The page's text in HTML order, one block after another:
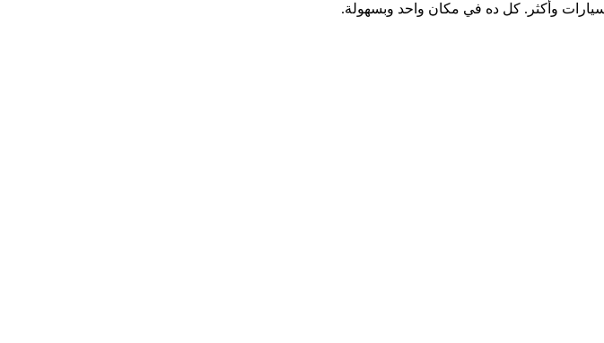
وأكثر. كل ده في مكان واحد وبسهولة.